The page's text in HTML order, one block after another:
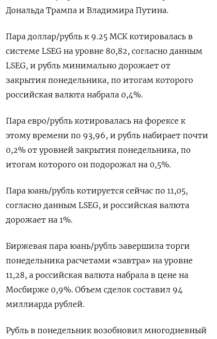
Дональда Трампа и Владимира Путина.
Пара доллар/рубль к 9.25 МСК котировалась в
системе LSEG на уровне 80,82, согласно данным
LSEG, и рубль минимально дорожает от
закрытия понедельника, по итогам которого
российская валюта набрала 0,4%.
Пара евро/рубль котировалась на форексе к
этому времени по 93,96, и рубль набирает почти
0,2% от уровней закрытия понедельника, по
итогам которого он подорожал на 0,5%.
Пара юань/рубль котируется сейчас по 11,05,
согласно данным LSEG, и российская валюта
дорожает на 1%.
Биржевая пара юань/рубль завершила торги
понедельника расчетами «завтра» на уровне
11,28, а российская валюта набрала в цене на
Мосбирже 0,9%. Объем сделок составил 94
миллиарда рублей.
Рубль в понедельник возобновил многодневный